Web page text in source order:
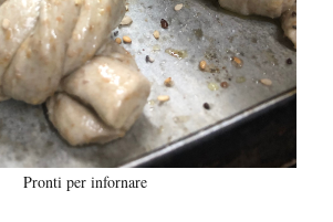
Pronti per infornare